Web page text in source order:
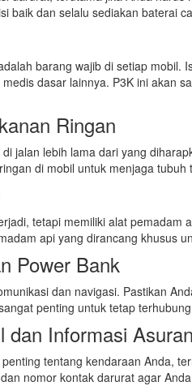
baik dan selalu sediakan baterai
barang wajib di setiap mobil.
dasar lainnya. P3K ini akan
Ringan
jalan lebih lama dari yang
di mobil untuk menjaga
tetapi memiliki alat pemadam
api yang dirancang khusus
Power Bank
dan navigasi. Pastikan
penting untuk tetap
dan Informasi
tentang kendaraan Anda,
nomor kontak darurat agar